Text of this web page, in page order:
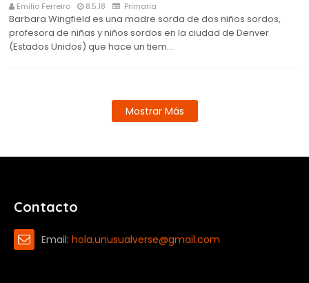
Emilio Ferreiro 8.5.18 Primaria
Barbara Wingfield es una madre sorda de dos niños sordos,
profesora de niñas y niños sordos en la ciudad de Denver
(Estados Unidos) que hace un tiem…
Mostrar Más
Contacto
Email: hola.unusualverse@gmail.com